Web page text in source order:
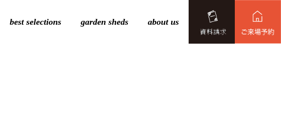
best selections garden sheds about us